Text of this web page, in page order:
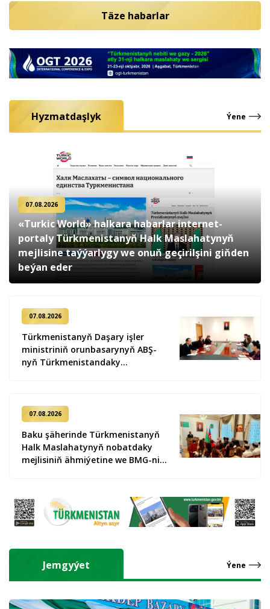
Täze habarlar
Hyzmatdaşlyk Ýene
07.08.2026
«Turkic World» halkara habarlar internet-
portaly Türkmenistanyň Halk Maslahatynyň
mejlisine taýýarlygy we onuň geçirilşini giňden
beýan eder
07.08.2026
Türkmenistanyň Daşary işler
ministriniň orunbasarynyň ABŞ-
nyň Türkmenistandaky
07.08.2026
Baku şäherinde Türkmenistanyň
Halk Maslahatynyň nobatdaky
mejlisiniň ähmiýetine we BMG-niň
maslahat geçirildi
Jemgyýet Ýene